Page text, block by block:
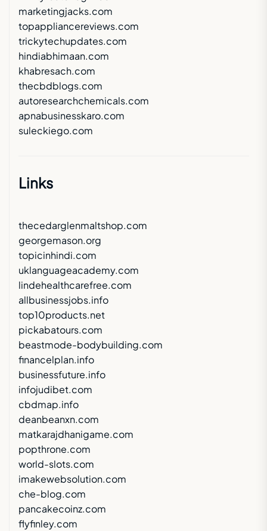
marketingjacks.com
topappliancereviews.com
trickytechupdates.com
hindiabhimaan.com
khabresach.com
thecbdblogs.com
autoresearchchemicals.com
apnabusinesskaro.com
suleckiego.com
Links
thecedarglenmaltshop.com
georgemason.org
topicinhindi.com
uklanguageacademy.com
lindehealthcarefree.com
allbusinessjobs.info
top10products.net
pickabatours.com
beastmode-bodybuilding.com
financelplan.info
businessfuture.info
infojudibet.com
cbdmap.info
deanbeanxn.com
matkarajdhanigame.com
popthrone.com
world-slots.com
imakewebsolution.com
che-blog.com
pancakecoinz.com
flyfinley.com